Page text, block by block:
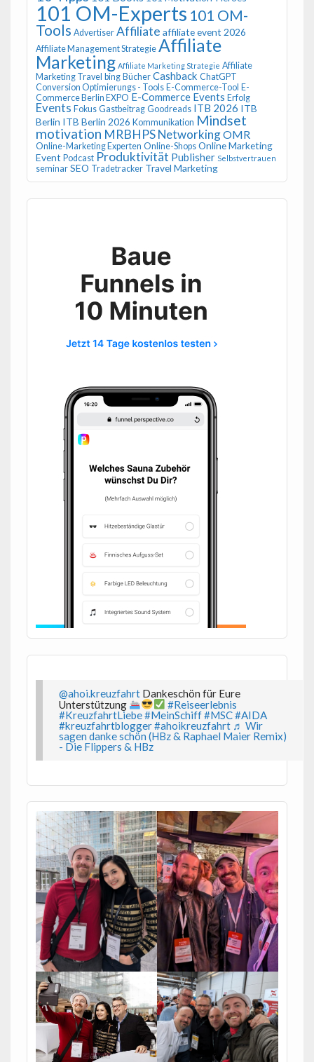
101 OM-Experts 101 OM-
Tools Advertiser Affiliate affiliate event 2026
Affiliate Management Strategie Affiliate
Marketing Affiliate Marketing Strategie Affiliate
Marketing Travel bing Bücher Cashback ChatGPT
Conversion Optimierungs - Tools E-Commerce-Tool E-
Commerce Berlin EXPO E-Commerce Events Erfolg
Events Fokus Gastbeitrag Goodreads ITB 2026 ITB
Berlin ITB Berlin 2026 Kommunikation Mindset
motivation MRBHPSNetworkingOMR
Online-Marketing Experten Online-Shops Online Marketing
Event Podcast Produktivität Publisher Selbstvertrauen
seminar SEO Tradetracker Travel Marketing
@ahoi.kreuzfahrt Dankeschön für Eure
Unterstützung
#Reiseerlebnis
#KreuzfahrtLiebe#MeinSchiff#MSC#AIDA
#kreuzfahrtblogger#ahoikreuzfahrt ♬ Wir
sagen danke schön (HBz & Raphael Maier Remix)
- Die Flippers & HBz